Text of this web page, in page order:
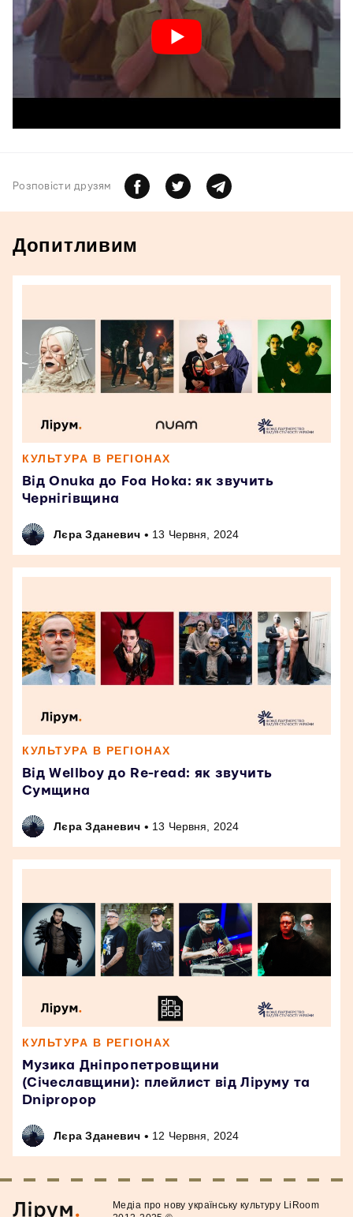
Розповiсти друзям
Допитливим
КУЛЬТУРА В РЕГІОНАХ
Від Onuka до Foa Hoka: як звучить
Чернігівщина
Лєра Зданевич • 13 Червня, 2024
КУЛЬТУРА В РЕГІОНАХ
Від Wellboy до Re-read: як звучить
Сумщина
Лєра Зданевич • 13 Червня, 2024
КУЛЬТУРА В РЕГІОНАХ
Музика Дніпропетровщини
(Січеславщини): плейлист від Ліруму та
Dnipropop
Лєра Зданевич • 12 Червня, 2024
Медiа про нову українську культуру LiRoom